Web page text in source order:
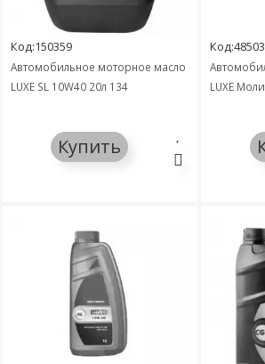
Код:150359
Автомобильное моторное масло
LUXE SL 10W40 20л 134
Купить
Код:48503
LUXE